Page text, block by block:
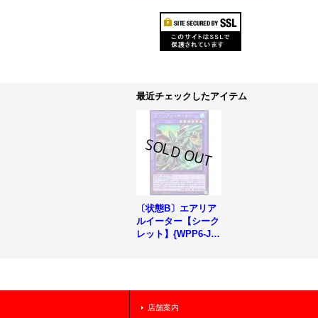
最近チェックしたアイテム
〔状態B〕エアリア
ルイーター【シーク
レット】{WPP6-JP
店舗案内